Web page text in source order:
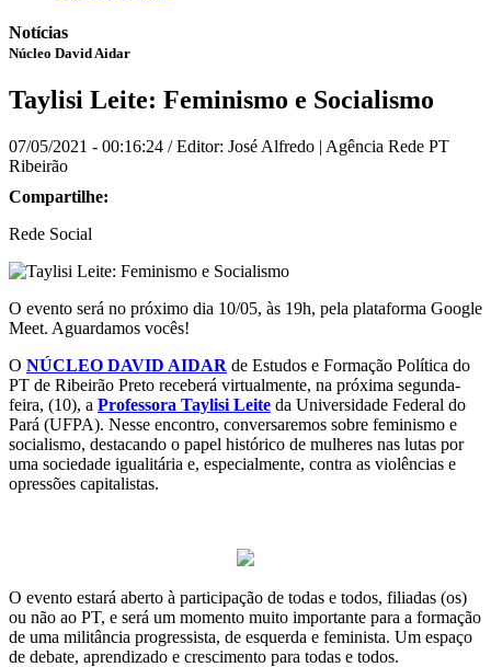
Notícias
Núcleo David Aidar
Taylisi Leite: Feminismo e Socialismo
07/05/2021 - 00:16:24 / Editor: José Alfredo | Agência Rede PT
Ribeirão
Compartilhe:
Rede Social
O evento será no próximo dia 10/05, às 19h, pela plataforma Google
Meet. Aguardamos vocês!
O NÚCLEO DAVID AIDAR de Estudos e Formação Política do
PT de Ribeirão Preto receberá virtualmente, na próxima segunda-
feira, (10), a Professora Taylisi Leite da Universidade Federal do
Pará (UFPA). Nesse encontro, conversaremos sobre feminismo e
socialismo, destacando o papel histórico de mulheres nas lutas por
uma sociedade igualitária e, especialmente, contra as violências e
opressões capitalistas.
O evento estará aberto à participação de todas e todos, filiadas (os)
ou não ao PT, e será um momento muito importante para a formação
de uma militância progressista, de esquerda e feminista. Um espaço
de debate, aprendizado e crescimento para todas e todos.